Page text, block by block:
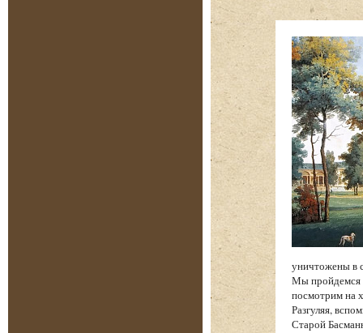
уничтожены в
Мы пройдемся
посмотрим на
Разгуляя,
Старой